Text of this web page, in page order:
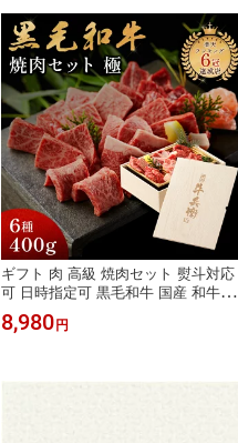
ギフト 肉 高級 焼肉セット 熨斗対応
可 日時指定可 黒毛和牛 国産 和牛【
極 】 贈り物 母の日 プレゼント 高級
A5等級 6種 400g 木箱 焼肉 牛肉 万能
歳暮 お年賀 バレンタイン 御中元 お
8,980円